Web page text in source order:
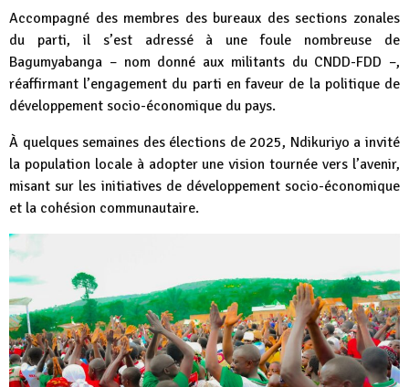
Accompagné des membres des bureaux des sections zonales
du parti, il s’est adressé à une foule nombreuse de
Bagumyabanga – nom donné aux militants du CNDD-FDD –,
réaffirmant l’engagement du parti en faveur de la politique de
développement socio-économique du pays.
À quelques semaines des élections de 2025, Ndikuriyo a invité
la population locale à adopter une vision tournée vers l’avenir,
misant sur les initiatives de développement socio-économique
et la cohésion communautaire.